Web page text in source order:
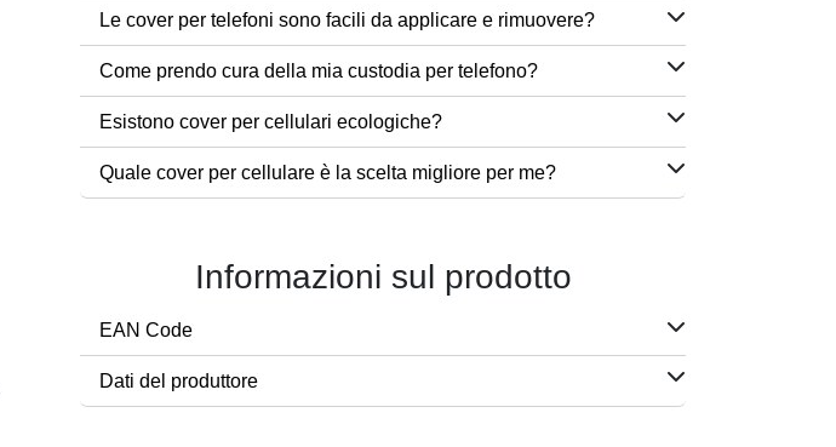
Le cover per telefoni sono facili da applicare e rimuovere?
Come prendo cura della mia custodia per telefono?
Esistono cover per cellulari ecologiche?
Quale cover per cellulare è la scelta migliore per me?
Informazioni sul prodotto
EAN Code
Dati del produttore